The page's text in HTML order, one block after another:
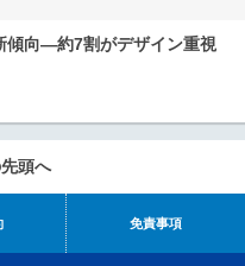
傾向―約7割がデザイン重視
頭へ
免責事項